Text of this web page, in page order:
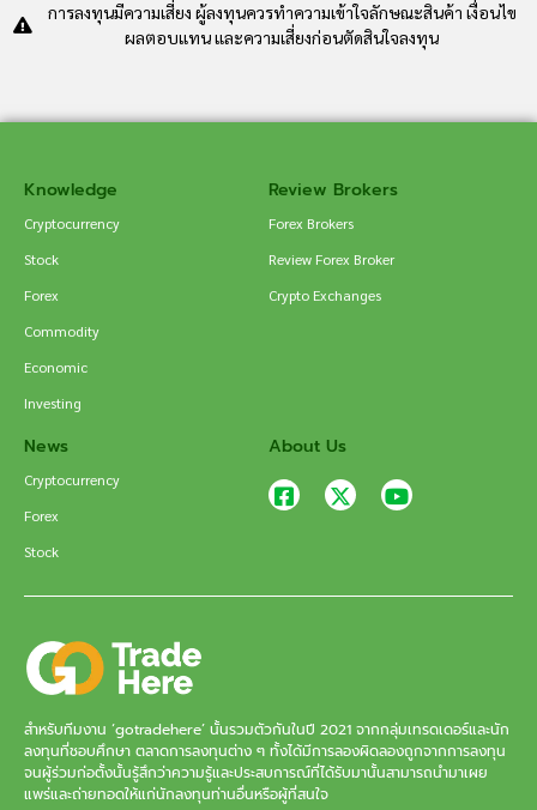
การลงทุนมีความเสี่ยง ผู้ลงทุนควรทำความเข้าใจลักษณะสินค้า เงื่อนไข
ผลตอบแทน และความเสี่ยงก่อนตัดสินใจลงทุน
Knowledge
Cryptocurrency
Stock
Forex
Commodity
Economic
Investing
Review Brokers
Forex Brokers
Review Forex Broker
Crypto Exchanges
News
Cryptocurrency
Forex
Stock
About Us
สำหรับทีมงาน ‘gotradehere’ นั้นรวมตัวกันในปี 2021 จากกลุ่มเทรดเดอร์และนัก
ลงทุนที่ชอบศึกษา ตลาดการลงทุนต่าง ๆ ทั้งได้มีการลองผิดลองถูกจากการลงทุน
จนผู้ร่วมก่อตั้งนั้นรู้สึกว่าความรู้และประสบการณ์ที่ได้รับมานั้นสามารถนำมาเผย
แพร่และถ่ายทอดให้แก่นักลงทุนท่านอื่นหรือผู้ที่สนใจ